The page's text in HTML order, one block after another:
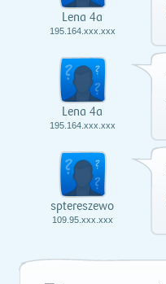
Lena 4a
195.164.xxx.xxx
Lena 4a
195.164.xxx.xxx
sptereszewo
109.95.xxx.xxx